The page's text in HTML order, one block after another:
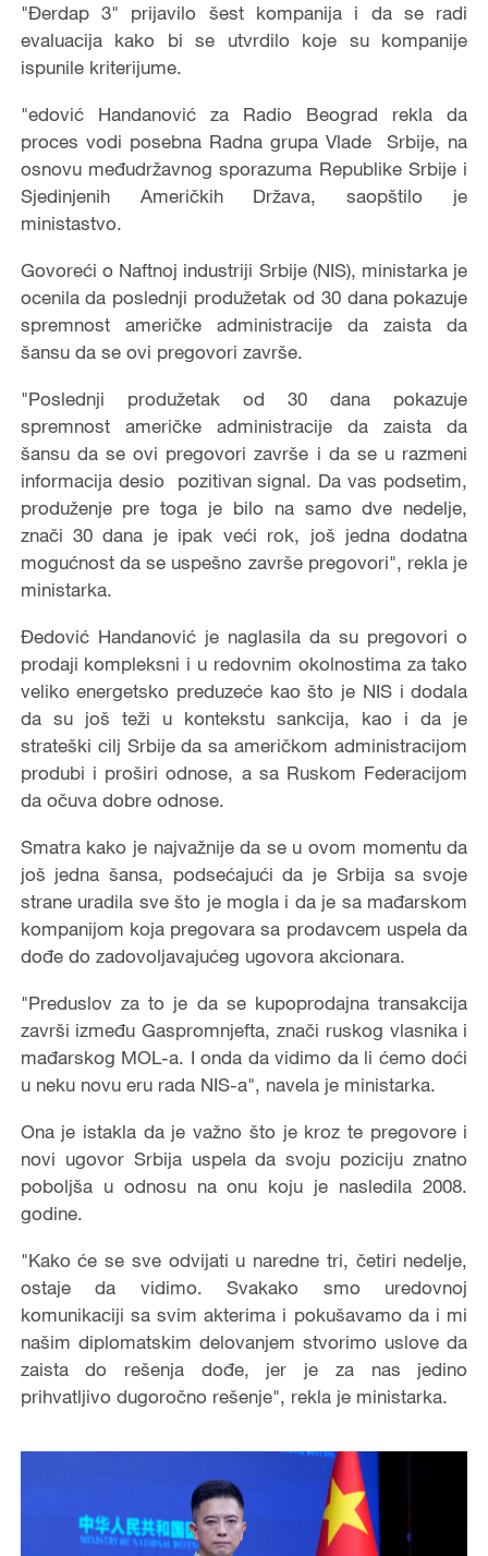
"Đerdap 3" prijavilo šest kompanija i da se radi
evaluacija kako bi se utvrdilo koje su kompanije
ispunile kriterijume.
"edović Handanović za Radio Beograd rekla da
proces vodi posebna Radna grupa Vlade Srbije, na
osnovu međudržavnog sporazuma Republike Srbije i
Sjedinjenih Američkih Država, saopštilo je
ministastvo.
Govoreći o Naftnoj industriji Srbije (NIS), ministarka je
ocenila da poslednji produžetak od 30 dana pokazuje
spremnost američke administracije da zaista da
šansu da se ovi pregovori završe.
"Poslednji produžetak od 30 dana pokazuje
spremnost američke administracije da zaista da
šansu da se ovi pregovori završe i da se u razmeni
informacija desio pozitivan signal. Da vas podsetim,
produženje pre toga je bilo na samo dve nedelje,
znači 30 dana je ipak veći rok, još jedna dodatna
mogućnost da se uspešno završe pregovori", rekla je
ministarka.
Đedović Handanović je naglasila da su pregovori o
prodaji kompleksni i u redovnim okolnostima za tako
veliko energetsko preduzeće kao što je NIS i dodala
da su još teži u kontekstu sankcija, kao i da je
strateški cilj Srbije da sa američkom administracijom
produbi i proširi odnose, a sa Ruskom Federacijom
da očuva dobre odnose.
Smatra kako je najvažnije da se u ovom momentu da
još jedna šansa, podsećajući da je Srbija sa svoje
strane uradila sve što je mogla i da je sa mađarskom
kompanijom koja pregovara sa prodavcem uspela da
dođe do zadovoljavajućeg ugovora akcionara.
"Preduslov za to je da se kupoprodajna transakcija
završi između Gaspromnjefta, znači ruskog vlasnika i
mađarskog MOL-a. I onda da vidimo da li ćemo doći
u neku novu eru rada NIS-a", navela je ministarka.
Ona je istakla da je važno što je kroz te pregovore i
novi ugovor Srbija uspela da svoju poziciju znatno
poboljša u odnosu na onu koju je nasledila 2008.
godine.
"Kako će se sve odvijati u naredne tri, četiri nedelje,
ostaje da vidimo. Svakako smo uredovnoj
komunikaciji sa svim akterima i pokušavamo da i mi
našim diplomatskim delovanjem stvorimo uslove da
zaista do rešenja dođe, jer je za nas jedino
prihvatljivo dugoročno rešenje", rekla je ministarka.